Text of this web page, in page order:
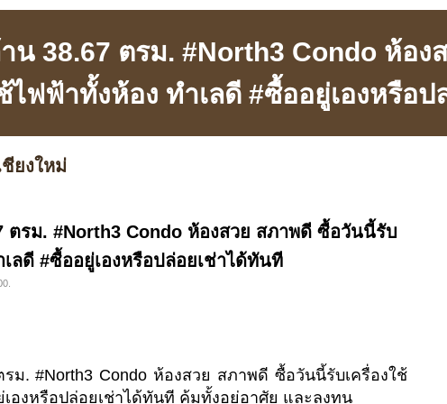
น 38.67 ตรม. #North3 Condo ห้อ
ไฟฟ้าทั้งห้อง ทำเลดี #ซื้ออยู่เองหรือ
ชียงใหม่
ตรม. #North3 Condo ห้องสวย สภาพดี ซื้อวันนี้รับ
ลดี #ซื้ออยู่เองหรือปล่อยเช่าได้ทันที
ม. #North3 Condo ห้องสวย สภาพดี ซื้อวันนี้รับเครื่องใช้
องหรือปล่อยเช่าได้ทันที คุ้มทั้งอยู่อาศัย และลงทุน